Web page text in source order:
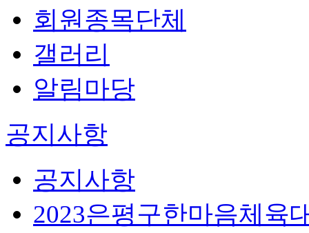
회원종목단체
갤러리
알림마당
공지사항
공지사항
2023은평구한마음체육